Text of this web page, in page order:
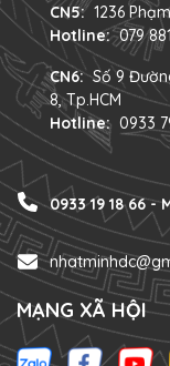
CN5: 1236
Hotline: 079
CN6: Số 9
8, Tp.HCM
Hotline: 0933
0933 19 18 66 -
MẠNG XÃ HỘI